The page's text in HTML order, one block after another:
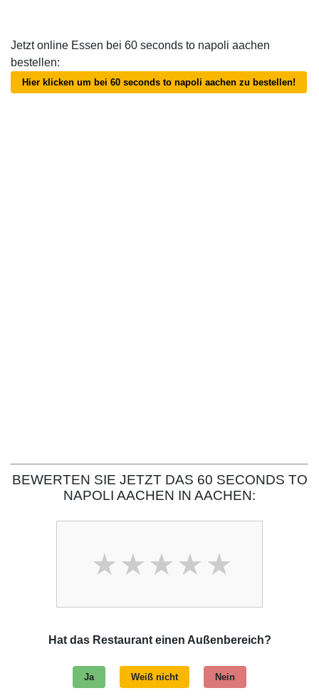
Jetzt online Essen bei 60 seconds to napoli aachen
bestellen:
Hier klicken um bei 60 seconds to napoli aachen zu bestellen!
BEWERTEN SIE JETZT DAS 60 SECONDS TO
NAPOLI AACHEN IN AACHEN:
Hat das Restaurant einen Außenbereich?
Ja Weiß nicht Nein